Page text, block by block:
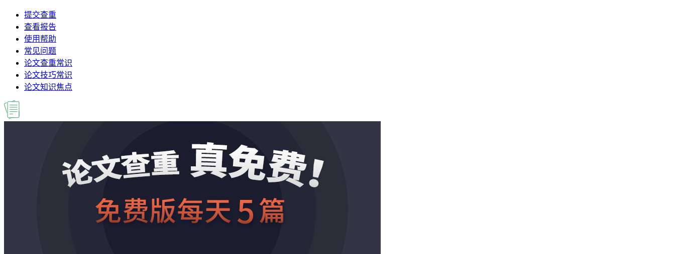
提交查重
查看报告
使用帮助
常见问题
论文查重常识
论文技巧常识
论文知识焦点